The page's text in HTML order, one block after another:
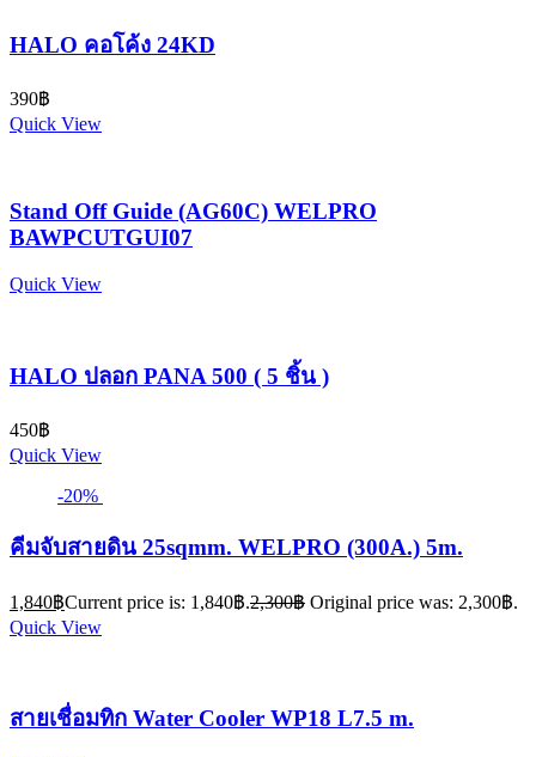
HALO คอโค้ง 24KD
390฿
Quick View
Stand Off Guide (AG60C) WELPRO
BAWPCUTGUI07
Quick View
HALO ปลอก PANA 500 ( 5 ชิ้น )
450฿
Quick View
-20%
คีมจับสายดิน 25sqmm. WELPRO (300A.) 5m.
1,840฿Current price is: 1,840฿.2,300฿ Original price was: 2,300฿.
Quick View
สายเชื่อมทิก Water Cooler WP18 L7.5 m.